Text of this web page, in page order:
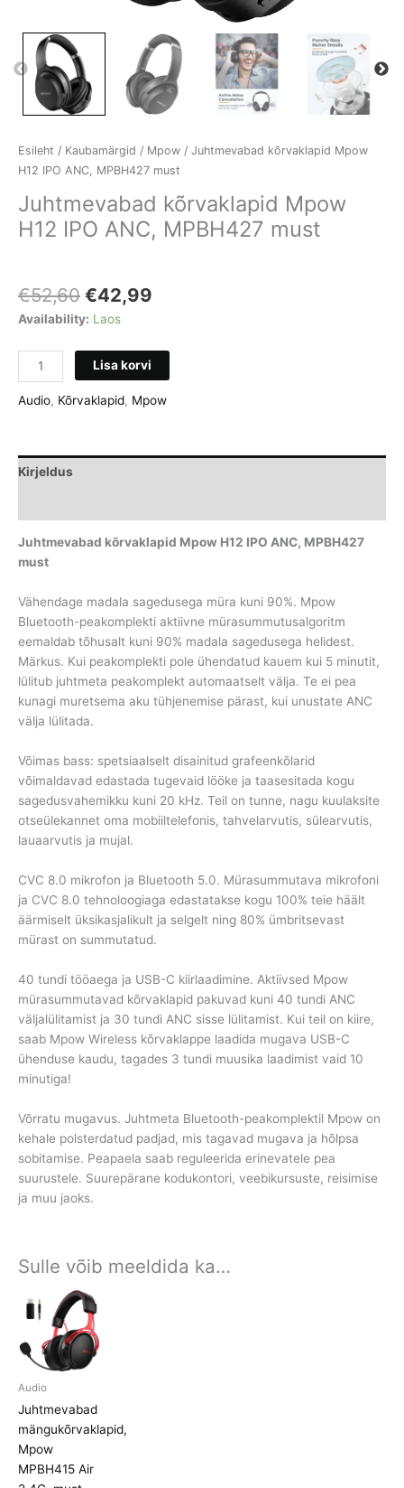
Esileht / Kaubamärgid / Mpow / Juhtmevabad kõrvaklapid Mpow
H12 IPO ANC, MPBH427 must
Juhtmevabad kõrvaklapid Mpow
H12 IPO ANC, MPBH427 must
€52,60 Algne
hind
€52,60.
€42,99
€42,99.
Availability: Laos
Juhtmevabad
kõrvaklapid
Mpow
ANC,
MPBH427
kogus
Lisa korvi
Audio, Kõrvaklapid, Mpow
Kirjeldus
Juhtmevabad kõrvaklapid Mpow H12 IPO ANC, MPBH427
must
Vähendage madala sagedusega müra kuni 90%. Mpow
Bluetooth-peakomplekti aktiivne mürasummutusalgoritm
eemaldab tõhusalt kuni 90% madala sagedusega helidest.
Märkus. Kui peakomplekti pole ühendatud kauem kui 5 minutit,
lülitub juhtmeta peakomplekt automaatselt välja. Te ei pea
kunagi muretsema aku tühjenemise pärast, kui unustate ANC
välja lülitada.
Võimas bass: spetsiaalselt disainitud grafeenkõlarid
võimaldavad edastada tugevaid lööke ja taasesitada kogu
sagedusvahemikku kuni 20 kHz. Teil on tunne, nagu kuulaksite
otseülekannet oma mobiiltelefonis, tahvelarvutis, sülearvutis,
lauaarvutis ja mujal.
CVC 8.0 mikrofon ja Bluetooth 5.0. Mürasummutava mikrofoni
ja CVC 8.0 tehnoloogiaga edastatakse kogu 100% teie häält
äärmiselt üksikasjalikult ja selgelt ning 80% ümbritsevast
mürast on summutatud.
40 tundi tööaega ja USB-C kiirlaadimine. Aktiivsed Mpow
mürasummutavad kõrvaklapid pakuvad kuni 40 tundi ANC
väljalülitamist ja 30 tundi ANC sisse lülitamist. Kui teil on kiire,
saab Mpow Wireless kõrvaklappe laadida mugava USB-C
ühenduse kaudu, tagades 3 tundi muusika laadimist vaid 10
minutiga!
Võrratu mugavus. Juhtmeta Bluetooth-peakomplektil Mpow on
kehale polsterdatud padjad, mis tagavad mugava ja hõlpsa
sobitamise. Peapaela saab reguleerida erinevatele pea
suurustele. Suurepärane kodukontori, veebikursuste, reisimise
ja muu jaoks.
Sulle võib meeldida ka…
Audio
Juhtmevabad
mängukõrvaklapid,
Mpow
MPBH415 Air